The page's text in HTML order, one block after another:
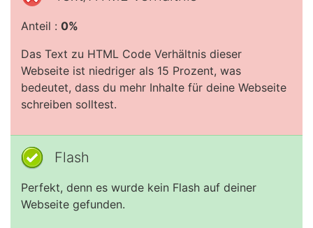
Anteil : 0%
Das Text zu HTML Code Verhältnis dieser
Webseite ist niedriger als 15 Prozent, was
bedeutet, dass du mehr Inhalte für deine Webseite
schreiben solltest.
Flash
Perfekt, denn es wurde kein Flash auf deiner
Webseite gefunden.